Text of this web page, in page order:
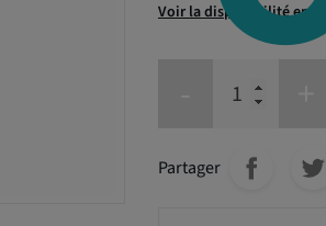
Voir la disponibilité en
Partager